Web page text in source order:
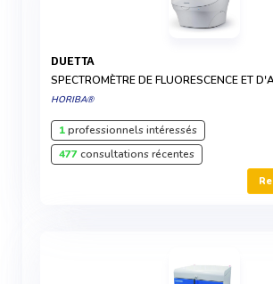
DUETTA
SPECTROMÈTRE DE FLUORESCENCE ET
HORIBA®
1professionnels intéressés
477consultations récentes